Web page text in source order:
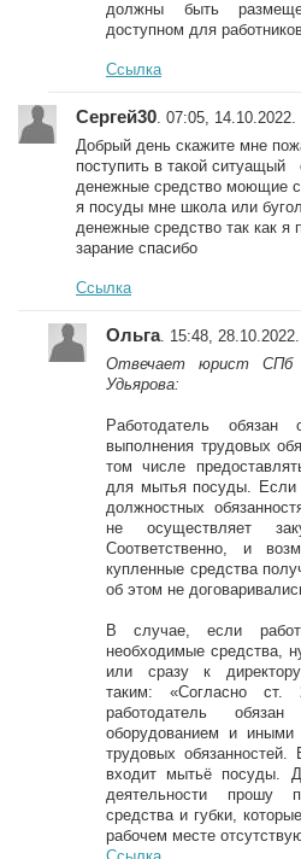
должны быть
доступном для
Ссылка
Сергей30 . 07:05, 14.10.2022.
Добрый день скажите мне
поступить в такой ситуащый
денежные средство моющие
я посуды мне школа или
денежные средство так как я
зарание спасибо
Ссылка
Ольга. 15:48, 28.10.2022.
Отвечает юрист
Удьярова:
Работодатель обязан
выполнения трудовых
том числе
для мытья посуды. Если
должностных
не осуществляет
Соответственно, и
купленные средства
об этом не
В случае, если
необходимые средства,
или сразу к
таким: «Согласно ст.
работодатель обязан
оборудованием и иными
трудовых
входит мытьё посуды.
деятельности прошу
средства и губки,
рабочем месте
Ссылка